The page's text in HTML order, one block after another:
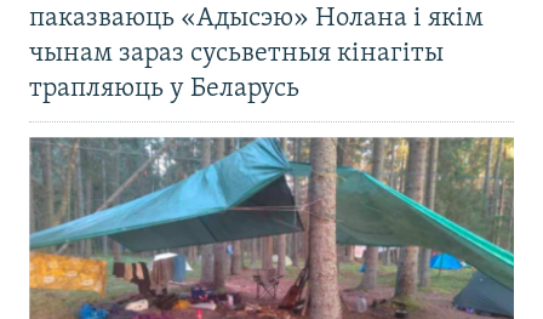
паказваюць «Адысэю» Нолана і якім
чынам зараз сусьветныя кінагіты
трапляюць у Беларусь